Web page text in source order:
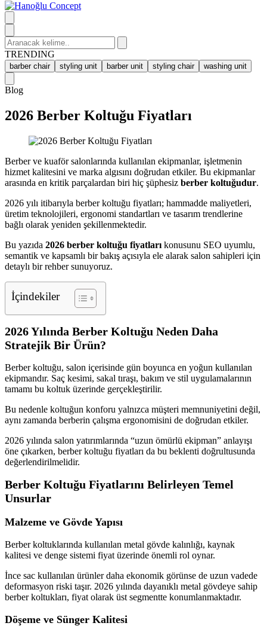
Search
for:
TRENDING
barber chair styling unit barber unit styling chair washing unit
Blog
2026 Berber Koltuğu Fiyatları
Berber ve kuaför salonlarında kullanılan ekipmanlar, işletmenin
hizmet kalitesini ve marka algısını doğrudan etkiler. Bu ekipmanlar
arasında en kritik parçalardan biri hiç şüphesiz berber koltuğudur.
2026 yılı itibarıyla berber koltuğu fiyatları; hammadde maliyetleri,
üretim teknolojileri, ergonomi standartları ve tasarım trendlerine
bağlı olarak yeniden şekillenmektedir.
Bu yazıda 2026 berber koltuğu fiyatları konusunu SEO uyumlu,
semantik ve kapsamlı bir bakış açısıyla ele alarak salon sahipleri için
detaylı bir rehber sunuyoruz.
İçindekiler
2026 Yılında Berber Koltuğu Neden Daha
Stratejik Bir Ürün?
Berber koltuğu, salon içerisinde gün boyunca en yoğun kullanılan
ekipmandır. Saç kesimi, sakal tıraşı, bakım ve stil uygulamalarının
tamamı bu koltuk üzerinde gerçekleştirilir.
Bu nedenle koltuğun konforu yalnızca müşteri memnuniyetini değil,
aynı zamanda berberin çalışma ergonomisini de doğrudan etkiler.
2026 yılında salon yatırımlarında “uzun ömürlü ekipman” anlayışı
öne çıkarken, berber koltuğu fiyatları da bu beklenti doğrultusunda
değerlendirilmelidir.
Berber Koltuğu Fiyatlarını Belirleyen Temel
Unsurlar
Malzeme ve Gövde Yapısı
Berber koltuklarında kullanılan metal gövde kalınlığı, kaynak
kalitesi ve denge sistemi fiyat üzerinde önemli rol oynar.
İnce sac kullanılan ürünler daha ekonomik görünse de uzun vadede
deformasyon riski taşır. 2026 yılında dayanıklı metal gövdeye sahip
berber koltukları, fiyat olarak üst segmentte konumlanmaktadır.
Döşeme ve Sünger Kalitesi